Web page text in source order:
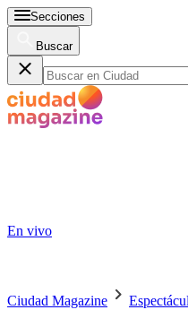
Secciones
Buscar
En vivo
Ciudad Magazine